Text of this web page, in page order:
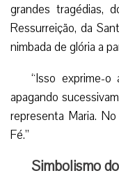
grandes tragédias,
Ressurreição, da
nimbada de glória a
“Isso exprime-
apagando
representa Maria.
Fé.”
Simbolismo